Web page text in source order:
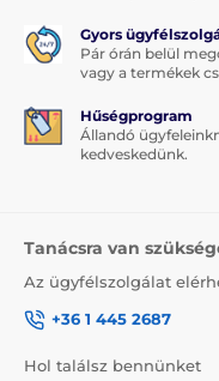
Gyors
Pár órán belül
vagy a termékek
Hűségprogram
Állandó
kedveskedünk.
Tanácsra van
Az ügyfélszolgálat
+36 1 445 2687
Hol találsz bennünket